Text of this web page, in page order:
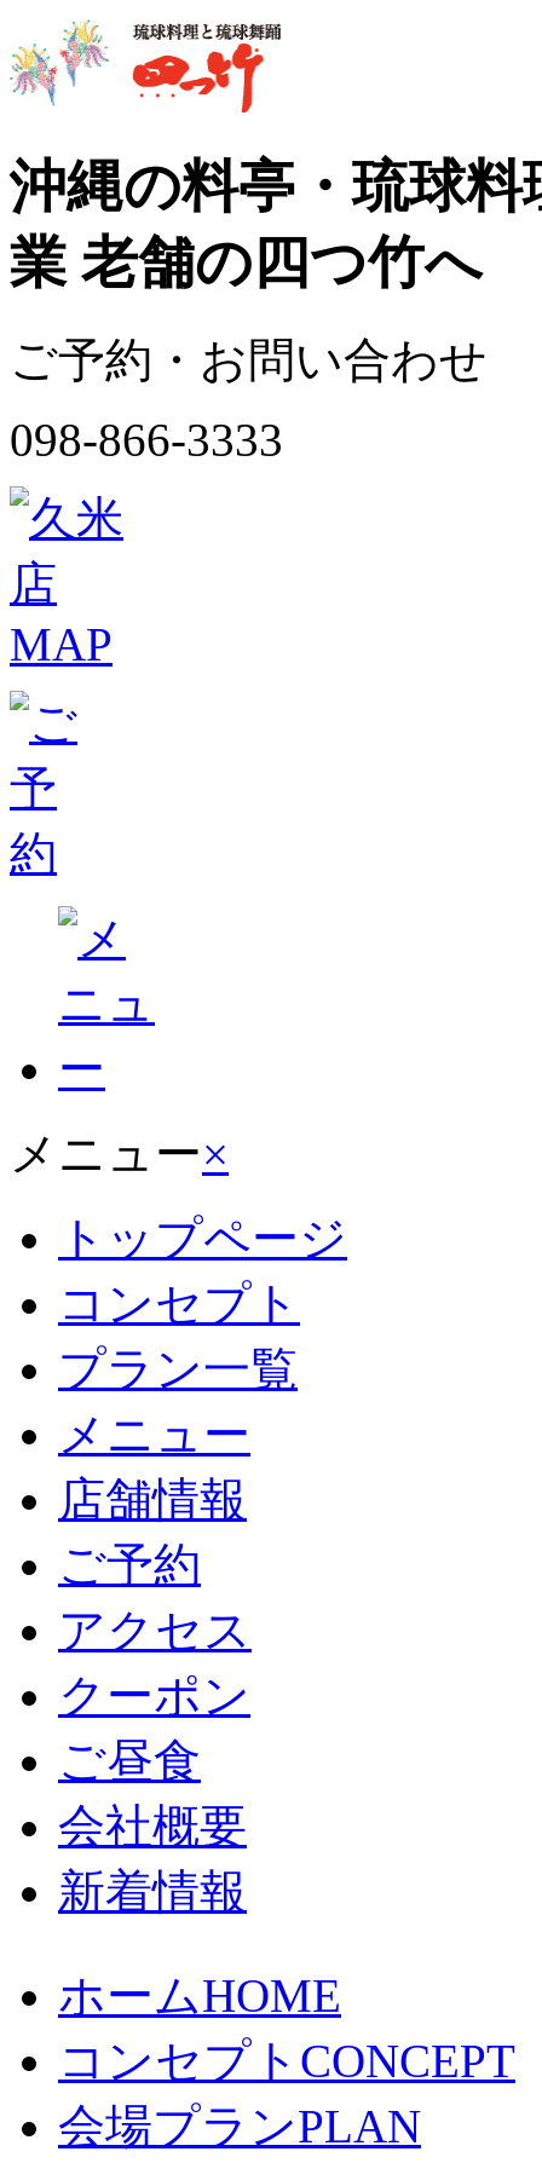
沖縄の料亭・琉球
業 老舗の四つ竹へ
ご予約・お問い合わせ
098-866-3333
メニュー×
トップページ
コンセプト
プラン一覧
メニュー
店舗情報
ご予約
アクセス
クーポン
ご昼食
会社概要
新着情報
ホームHOME
コンセプト CONCEPT
会場プランPLAN